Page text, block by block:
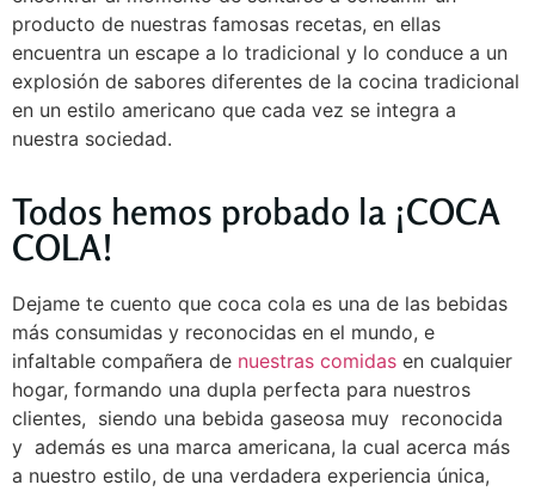
producto de nuestras famosas recetas, en ellas
encuentra un escape a lo tradicional y lo conduce a un
explosión de sabores diferentes de la cocina tradicional
en un estilo americano que cada vez se integra a
nuestra sociedad.
Todos hemos probado la ¡COCA
COLA!
Dejame te cuento que coca cola es una de las bebidas
más consumidas y reconocidas en el mundo, e
infaltable compañera de nuestras comidas en cualquier
hogar, formando una dupla perfecta para nuestros
clientes, siendo una bebida gaseosa muy reconocida
y además es una marca americana, la cual acerca más
a nuestro estilo, de una verdadera experiencia única,